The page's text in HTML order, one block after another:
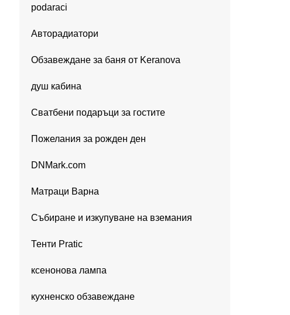
podaraci
Авторадиатори
Обзавеждане за баня от Keranova
душ кабина
Сватбени подаръци за гостите
Пожелания за рожден ден
DNMark.com
Матраци Варна
Събиране и изкупуване на вземания
Тенти Pratic
ксенонова лампа
кухненско обзавеждане